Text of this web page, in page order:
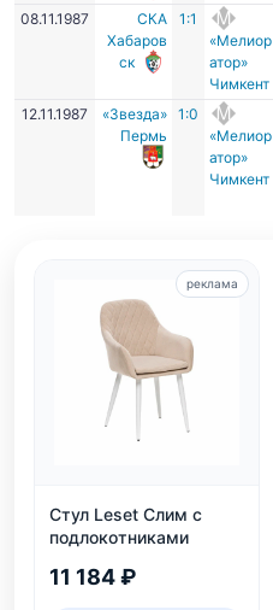
08.11.1987
СКА
Хабаров
ск
1:1
«Мелиор
атор»
Чимкент
12.11.1987
«Звезда»
Пермь
1:0
«Мелиор
атор»
Чимкент
Стул Leset Слим с
подлокотниками
11 184 ₽
реклама